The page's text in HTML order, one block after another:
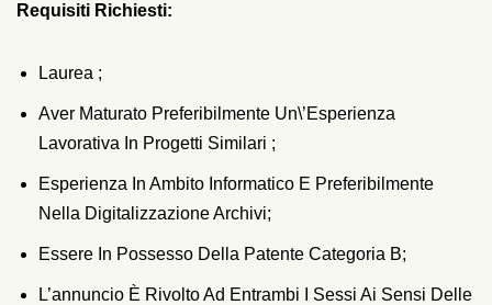
Requisiti Richiesti:
Laurea ;
Aver Maturato Preferibilmente Un\’esperienza
Lavorativa In Progetti Similari ;
Esperienza In Ambito Informatico E Preferibilmente
Nella Digitalizzazione Archivi;
Essere In Possesso Della Patente Categoria B;
L’annuncio È Rivolto Ad Entrambi I Sessi Ai Sensi Delle